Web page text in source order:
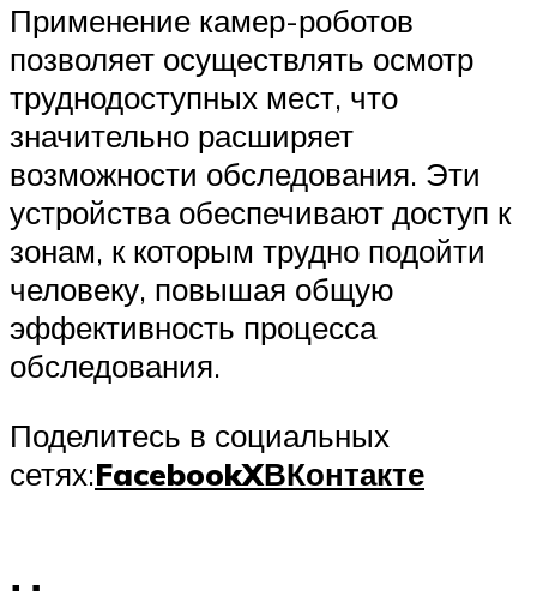
Применение камер-роботов
позволяет осуществлять осмотр
труднодоступных мест, что
значительно расширяет
возможности обследования. Эти
устройства обеспечивают доступ к
зонам, к которым трудно подойти
человеку, повышая общую
эффективность процесса
обследования.
Поделитесь в социальных
сетях:FacebookXВКонтакте